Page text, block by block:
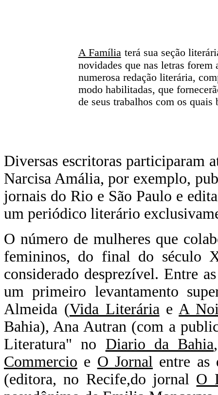
A Família terá sua seção
novidades que nas letras
numerosa redação literária,
modo habilitadas, que
de seus trabalhos com os
Diversas escritoras participaram
Narcisa Amália, por exemplo,
jornais do Rio e São Paulo e
um periódico literário
O número de mulheres que
femininos, do final do século
considerado desprezível. Entre
um primeiro levantamento
Almeida (Vida LiteráriaeA
Bahia), Ana Autran (com a
Literatura" no Diario da Bahia
Commercio e O Jornal entre as
(editora, no Recife,do jornal O